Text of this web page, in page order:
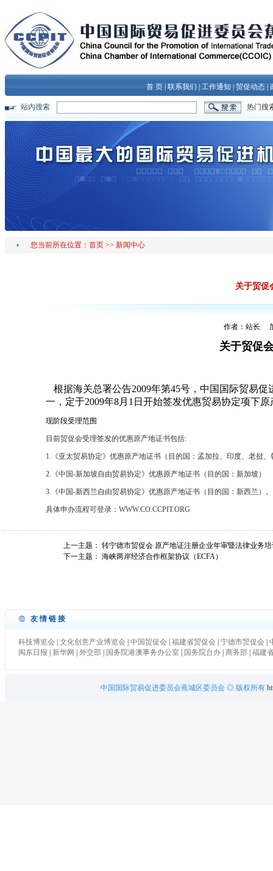
首 页 联系我们 工作通知 贸促动态
站内搜索 热门搜
您当前所在位置： 首页>> 新闻中心
关于贸促
作者：站长
关于贸促
根据海关总署公告2009年第45号， 中国国际贸易促
一，定于2009年8月 1 日开始签发优惠贸易协定项下原
现阶段受理范围
目前贸促会受理签发的优惠原产地证书包括:
1.《亚太贸易协定》优惠原产地证书（目的国：孟加拉、印度、老挝
2.《中国-新加坡自由贸易协定》优惠原产地证书（目的国：新加坡）
3.《中国-新西兰自由贸易协定》优惠原产地证书（目的国：新西兰）。
具体申办流程可登录： WWW.CO.CCPIT.ORG
上一主题： 转宁德市贸促会 原产地证注册企业年审暨法律业务
下一主题： 海峡两岸经济合作框架协议（ECFA）
友情链接
科技博览会| 文化创意产业博览会| 中国贸促会| 福建省贸促会| 宁德市贸促会|
闽东日报
新华网 外交部| 国务院港澳事务办公室| 国务院台办| 商务部 福建
中国国际贸易促进委员会蕉城区委员会 ◎ 版权所有